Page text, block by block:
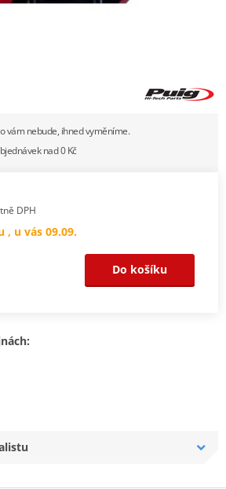
vám nebude, ihned vyměníme.
nad 0 Kč
DPH
, u vás 09.09.
Do košíku